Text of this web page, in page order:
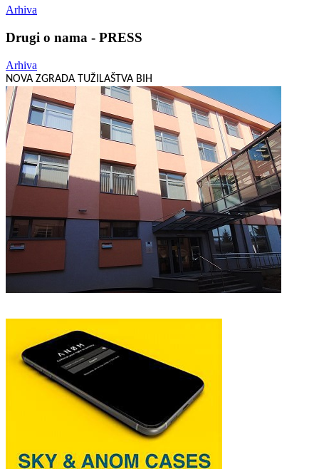
Arhiva
Drugi o nama - PRESS
Arhiva
NOVA ZGRADA TUŽILAŠTVA BIH